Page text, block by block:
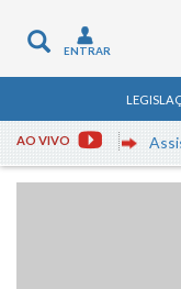
Toggle
navigation
ENTRAR
AO VIVO